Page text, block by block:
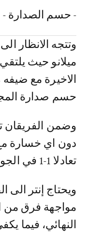
- حسم الصدارة -
وتتجه الانظار
ميلانو حيث
الاخيرة مع
حسم صدارة
وضمن الفريقان
تعادلا 1-1 في الجولة الاولى.
ويحتاج إنتر الى
مواجهة فرق من
النهائي، فيما